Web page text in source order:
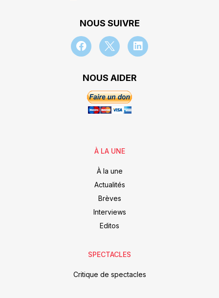
NOUS SUIVRE
NOUS AIDER
À LA UNE
À la une
Actualités
Brèves
Interviews
Editos
SPECTACLES
Critique de spectacles